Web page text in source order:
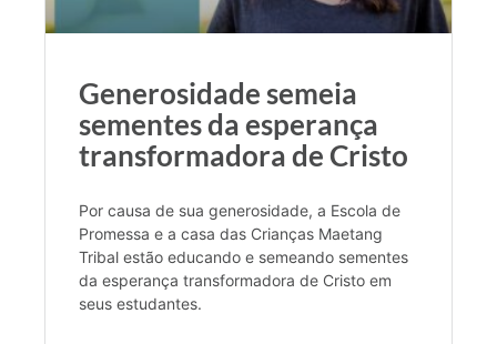
Generosidade semeia
sementes da esperança
transformadora de Cristo
Por causa de sua generosidade, a Escola de
Promessa e a casa das Crianças Maetang
Tribal estão educando e semeando sementes
da esperança transformadora de Cristo em
seus estudantes.